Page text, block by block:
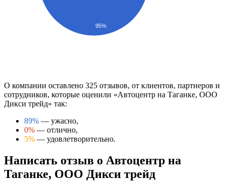
95%
О компании оставлено 325 отзывов, от клиентов, партнеров и
сотрудников, которые оценили «Автоцентр на Таганке, ООО
Дикси трейд» так:
89% — ужасно,
0% — отлично,
5% — удовлетворительно.
Написать отзыв о Автоцентр на
Таганке, ООО Дикси трейд